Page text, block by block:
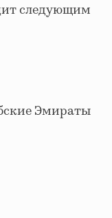
следующим
Эмираты